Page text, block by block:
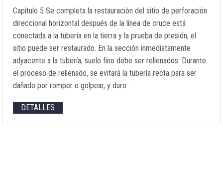
Capítulo 5 Se completa la restauración del sitio de perforación
direccional horizontal después de la línea de cruce está
conectada a la tubería en la tierra y la prueba de presión, el
sitio puede ser restaurado. En la sección inmediatamente
adyacente a la tubería, suelo fino debe ser rellenados. Durante
el proceso de rellenado, se evitará la tubería recta para ser
dañado por romper o golpear, y duro …
DETALLES